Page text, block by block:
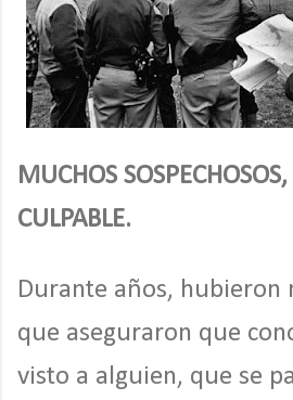
MUCHOS
CULPABLE.
Durante años, hubieron
que aseguraron que
visto a alguien, que se